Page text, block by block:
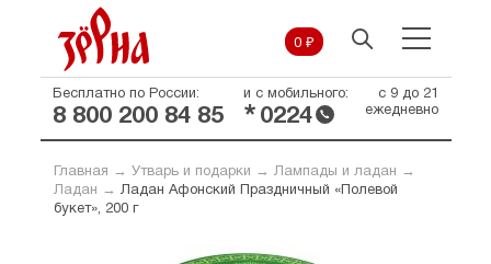
0 ₽
Бесплатно по России:
8 800 200 84 85
и с мобильного:
* 0224
с 9 до 21
ежедневно
Главная → Утварь и подарки → Лампады и ладан →
Ладан → Ладан Афонский Праздничный «Полевой
букет», 200 г